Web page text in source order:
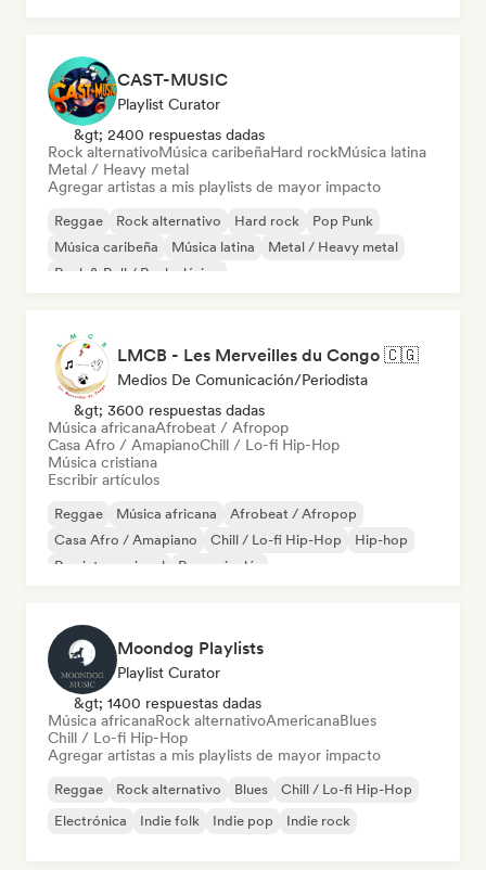
CAST-MUSIC
Playlist Curator
&gt; 2400 respuestas dadas
Rock alternativoMúsica caribeñaHard rockMúsica latina
Metal / Heavy metal
Agregar artistas a mis playlists de mayor impacto
Reggae Rock alternativo Hard rock
Pop Punk
Música caribeña
Música latina
Metal / Heavy metal
Rock & Roll / Rock clásico
LMCB - Les Merveilles du Congo 🇨🇬
Medios De Comunicación/Periodista
&gt; 3600 respuestas dadas
Música africanaAfrobeat / Afropop
Casa Afro / AmapianoChill / Lo-fi Hip-Hop
Música cristiana
Escribir artículos
Reggae Música africana
Afrobeat / Afropop
Casa Afro / Amapiano
Chill / Lo-fi Hip-Hop
Hip-hop
Rap internacional
Rap en inglés
Moondog Playlists
Playlist Curator
&gt; 1400 respuestas dadas
Música africanaRock alternativoAmericanaBlues
Chill / Lo-fi Hip-Hop
Agregar artistas a mis playlists de mayor impacto
Reggae Rock alternativo Blues
Chill / Lo-fi Hip-Hop
Electrónica
Indie folk Indie pop Indie rock